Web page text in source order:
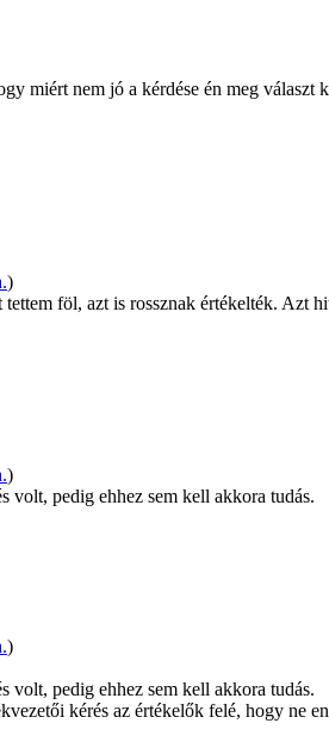
miért nem jó a kérdése én meg választ
)
föl, azt is rossznak értékelték. Azt
)
volt, pedig ehhez sem kell akkora tudás.
)
volt, pedig ehhez sem kell akkora tudás.
kérés az értékelők felé, hogy ne